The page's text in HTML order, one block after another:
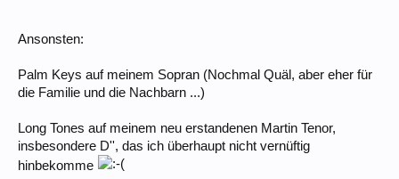
Ansonsten:
Palm Keys auf meinem Sopran (Nochmal Quäl, aber eher für
die Familie und die Nachbarn ...)
Long Tones auf meinem neu erstandenen Martin Tenor,
insbesondere D'', das ich überhaupt nicht vernüftig
hinbekomme